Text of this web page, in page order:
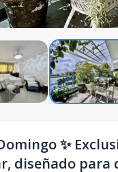
✨
diseñado para